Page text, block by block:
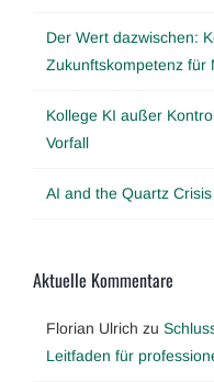
Der Wert dazwischen:
Zukunftskompetenz für
Kollege KI außer
Vorfall
AI and the Quartz
Aktuelle Kommentare
Florian Ulrich zu
Leitfaden für